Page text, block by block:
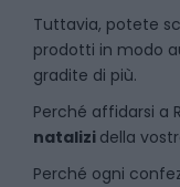
Tuttavia, potete
prodotti in modo
gradite di più.
Perché affidarsi a
natalizi della
Perché ogni